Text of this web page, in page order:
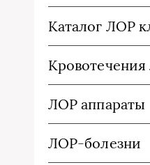
Каталог ЛОР
ЛОР аппараты
ЛОР-болезни